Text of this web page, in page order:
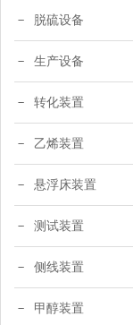
脱硫设备
生产设备
转化装置
乙烯装置
悬浮床装置
测试装置
侧线装置
甲醇装置